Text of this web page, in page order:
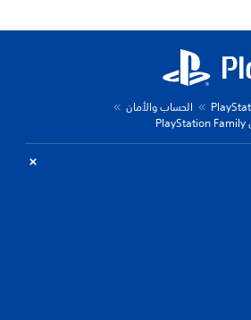
الحساب والأمان